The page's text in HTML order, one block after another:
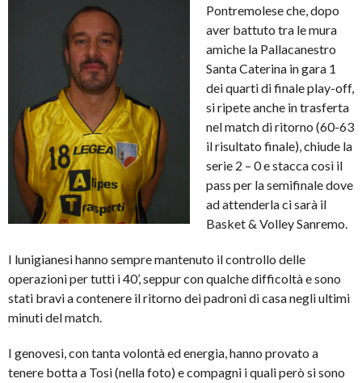
Pontremolese che, dopo
aver battuto tra le mura
amiche la Pallacanestro
Santa Caterina in gara 1
dei quarti di finale play-off,
si ripete anche in trasferta
nel match di ritorno (60-63
il risultato finale), chiude la
serie 2 – 0 e stacca così il
pass per la semifinale dove
ad attenderla ci sarà il
Basket & Volley Sanremo.
I lunigianesi hanno sempre mantenuto il controllo delle
operazioni per tutti i 40’, seppur con qualche difficoltà e sono
stati bravi a contenere il ritorno dei padroni di casa negli ultimi
minuti del match.
I genovesi, con tanta volontà ed energia, hanno provato a
tenere botta a Tosi (nella foto) e compagni i quali però si sono